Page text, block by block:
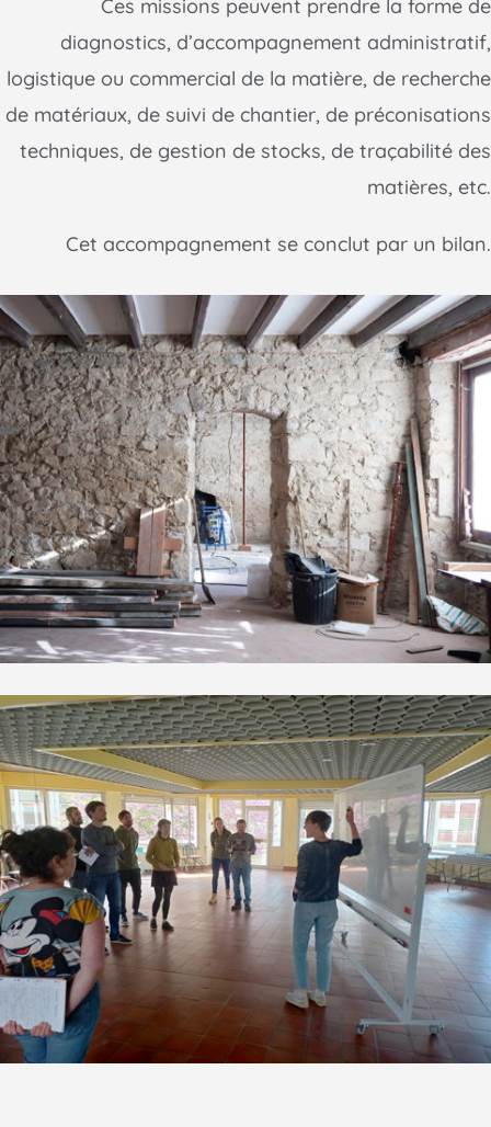
Ces missions peuvent prendre la forme de
diagnostics, d’accompagnement administratif,
logistique ou commercial de la matière, de recherche
de matériaux, de suivi de chantier, de préconisations
techniques, de gestion de stocks, de traçabilité des
matières, etc.
Cet accompagnement se conclut par un bilan.